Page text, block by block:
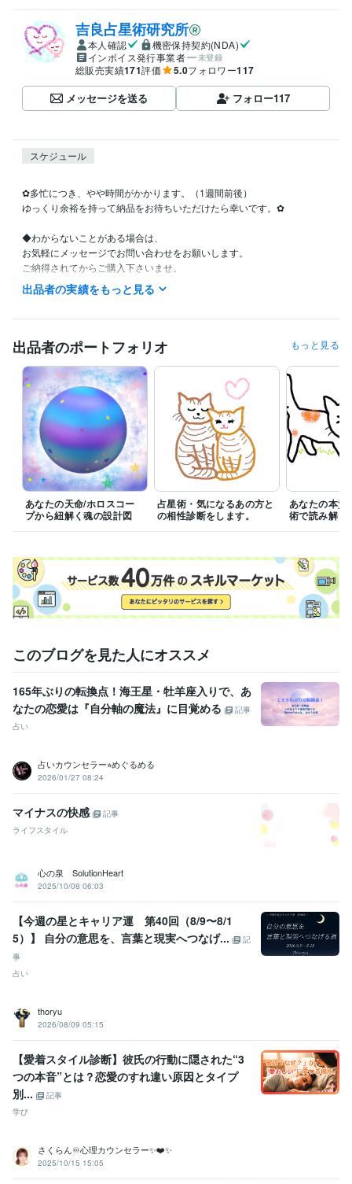
吉良占星術研究所
本人確認
機密保持契約(NDA)
インボイス発行事業者
未登録
総販売実績171評価 5.0フォロワー117
メッセージを送る フォロー117
スケジュール
✿多忙につき、やや時間がかかります。（1週間前後）
ゆっくり余裕を持って納品をお待ちいただけたら幸いです。✿
◆わからないことがある場合は、
お気軽にメッセージでお問い合わせをお願いします。
ご納得されてからご購入下さいませ。
◆他のことと兼ねて行っておりますので、
お時間に余裕を持ってお申し込みくださいませ。
☆ご連絡を頂いた時間が22:00以降だった場合は
次の日の対応になる事が多いです(平日、休日問わず)。
☆当サイトは、占星術鑑定による情報提供がメインです。
人生相談やカウンセリングは出来ません。
ご希望される方は、専門の先生にご相談くださいませ。
☆占断結果をお送りした後でのキャンセル(返金)には応じません。
結果お渡し後の変更は、追加料金の対象になります。
★・長文・込み入った内容のご質問
・新たにホロスコープで鑑定する必要性が生じる場合
どうぞよろしくお願いします。
経験職種
事務・ビジネスサポート / 事務（一般事務） 経験年数 : 3年
受賞歴
資格・検定
カラーセラピスト
得意分野
占い 西洋占星術(個人鑑定、１年の運勢鑑定等)
占星術 恋愛 仕事 運勢 今年の運勢 相性 開運 占い
親子
天職
出品者の実績をもっと見る
出品者のポートフォリオ もっと見る
あなたの天命/ホロスコー
プから紐解く魂の設計図
占星術・気になるあの方と
の相性診断をします。
あなたの本質
術で読み解き
このブログを見た人にオススメ
165年ぶりの転換点！海王星・牡羊座入りで、あ
なたの恋愛は『自分軸の魔法』に目覚める
記事
占い
占いカウンセラー⭐︎めぐるめる
2026/01/27 08:24
マイナスの快感
記事
ライフスタイル
心の泉 SolutionHeart
2025/10/08 06:03
【今週の星とキャリア運 第40回（8/9〜8/1
5）】 自分の意思を、言葉と現実へつなげ...
記
事
占い
thoryu
2026/08/09 05:15
【愛着スタイル診断】彼氏の行動に隠された“3
つの本音”とは？恋愛のすれ違い原因とタイプ
別...
記事
学び
さくらん♾️心理カウンセラー✨❤️✨
2025/10/15 15:05